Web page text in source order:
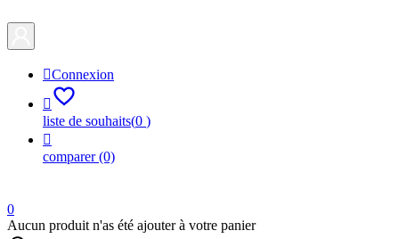
Connexion

liste de souhaits(0 )

comparer(0)
0
Aucun produit n'as été ajouter à votre panier